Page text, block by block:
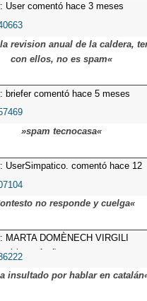
User comentó hace 3 meses
revision anual de la caldera,
con ellos, no es spam«
briefer comentó hace 5 meses
»spam tecnocasa«
UserSimpatico. comentó hace 12
no responde y cuelga«
MARTA DOMÈNECH VIRGILI
hace 1 años
insultado por hablar en